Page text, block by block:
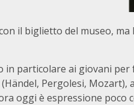
il biglietto del museo,
particolare ai giovani per
Pergolesi,
oggi è espressione poco